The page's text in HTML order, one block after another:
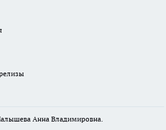
Анна Владимировна.